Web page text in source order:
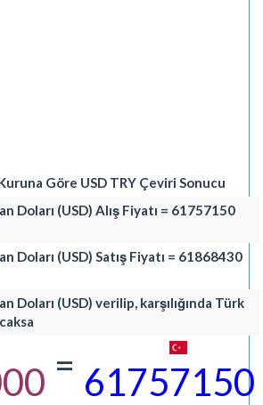
Göre USD TRY Çeviri Sonucu
Doları (USD) Alış Fiyatı = 61757150
Doları (USD) Satış Fiyatı = 61868430
Doları (USD) verilip, karşılığında Türk
= 61757150